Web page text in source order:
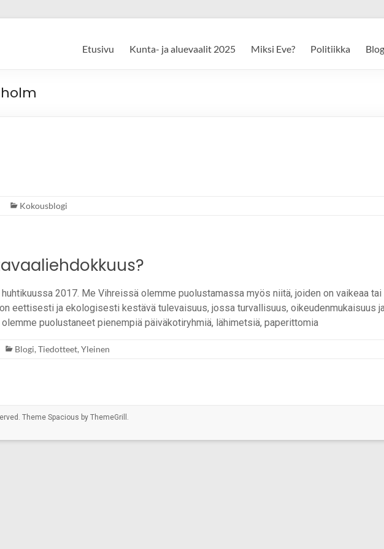
Etusivu Kunta- ja aluevaalit 2025 Miksi Eve? Politiikka
Kokousblogi
2017. Me Vihreissä olemme puolustamassa myös niitä, joiden on vaikeaa tai
eettisesti ja ekologisesti kestävä tulevaisuus, jossa turvallisuus, oikeudenmukaisuus
puolustaneet pienempiä päiväkotiryhmiä, lähimetsiä, paperittomia
Blogi, Tiedotteet, Yleinen
Theme Spacious by ThemeGrill.